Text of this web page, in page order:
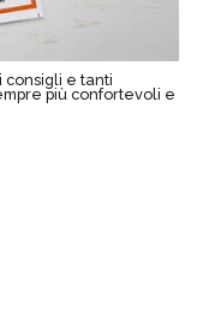
consigli e tanti
più confortevoli e